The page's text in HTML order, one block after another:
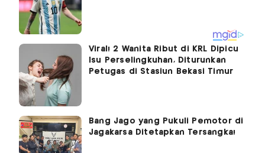
Viral! 2 Wanita Ribut di KRL Dipicu
Isu Perselingkuhan, Diturunkan
Petugas di Stasiun Bekasi Timur
Bang Jago yang Pukuli Pemotor di
Jagakarsa Ditetapkan Tersangka!